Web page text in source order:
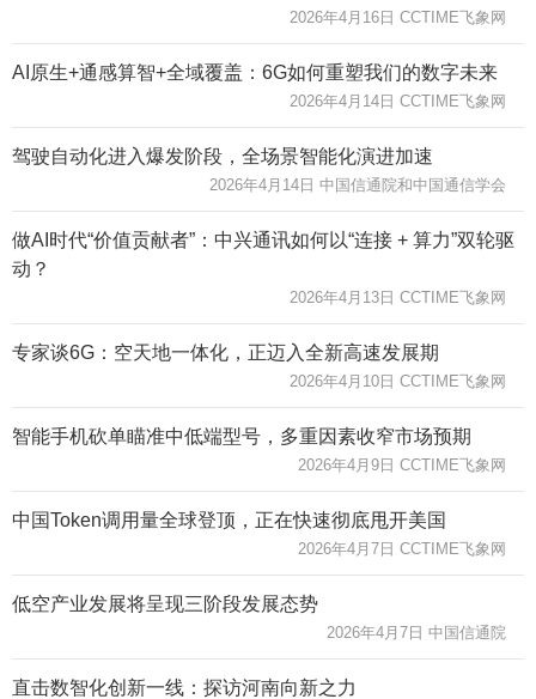
2026年4月16日 CCTIME飞象网
AI原生+通感算智+全域覆盖：6G如何重塑我们的数字未来
2026年4月14日 CCTIME飞象网
驾驶自动化进入爆发阶段，全场景智能化演进加速
2026年4月14日 中国信通院和中国通信学会
做AI时代“价值贡献者”：中兴通讯如何以“连接 + 算力”双轮驱
动？
2026年4月13日 CCTIME飞象网
专家谈6G：空天地一体化，正迈入全新高速发展期
2026年4月10日 CCTIME飞象网
智能手机砍单瞄准中低端型号，多重因素收窄市场预期
2026年4月9日 CCTIME飞象网
中国Token调用量全球登顶，正在快速彻底甩开美国
2026年4月7日 CCTIME飞象网
低空产业发展将呈现三阶段发展态势
2026年4月7日 中国信通院
直击数智化创新一线：探访河南向新之力